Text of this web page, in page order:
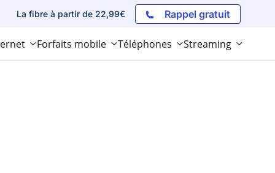
La fibre à partir de 22,99€ Rappel gratuit
Forfaits mobile Téléphones Streaming